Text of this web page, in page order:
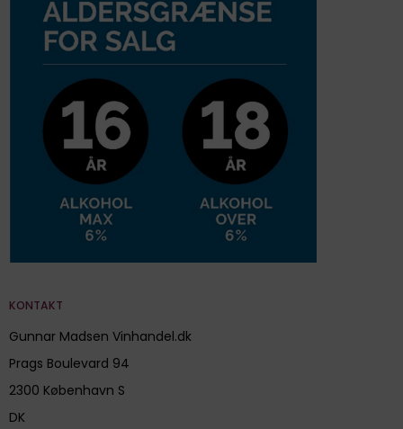
KONTAKT
Gunnar Madsen Vinhandel.dk
Prags Boulevard 94
2300 København S
DK